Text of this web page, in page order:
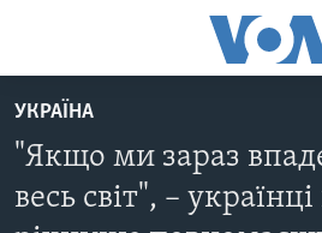
Перейти
до
матеріалу
Перейти
АКТУАЛЬНО
АНАЛІТИКА
УКРАЇНА
"Якщо ми зараз
весь світ", –